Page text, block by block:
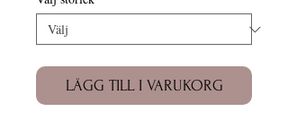
LÄGG TILL I VARUKORG